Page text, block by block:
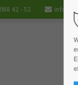
Lorem
42 - 52